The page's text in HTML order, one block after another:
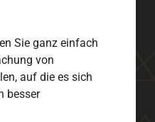
Sie ganz einfach
von
auf die es sich
besser